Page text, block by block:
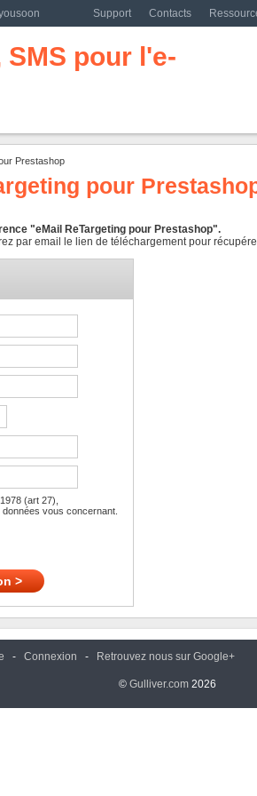
Support Contacts
SMS pour l'e-
Prestashop
pour
"eMail ReTargeting pour Prestashop".
par email le lien de téléchargement pour
(art 27),
vous concernant.
- Connexion - Retrouvez nous sur Google+
© Gulliver.com 2026